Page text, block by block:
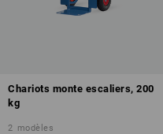
Chariots monte escaliers, 200
kg
2 modèles